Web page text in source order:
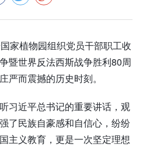
家植物园组织党员干部职工收
暨世界反法西斯战争胜利80周
严而震撼的历史时刻。
习近平总书记的重要讲话，观
了民族自豪感和自信心，纷纷
主义教育，更是一次坚定理想